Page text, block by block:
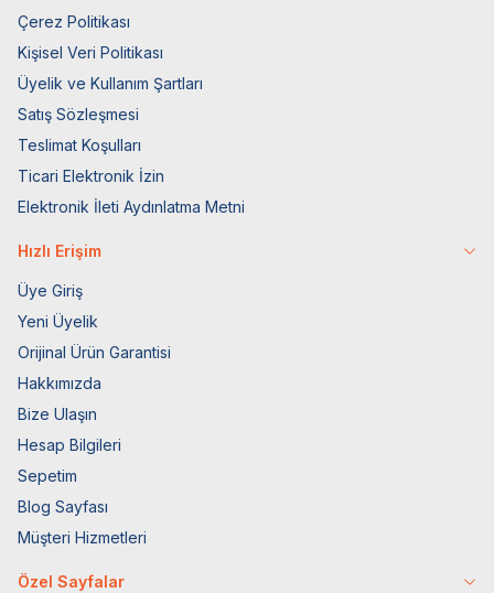
Çerez Politikası
Kişisel Veri Politikası
Üyelik ve Kullanım Şartları
Satış Sözleşmesi
Teslimat Koşulları
Ticari Elektronik İzin
Elektronik İleti Aydınlatma Metni
Hızlı Erişim
Üye Giriş
Yeni Üyelik
Orijinal Ürün Garantisi
Hakkımızda
Bize Ulaşın
Hesap Bilgileri
Sepetim
Blog Sayfası
Müşteri Hizmetleri
Özel Sayfalar